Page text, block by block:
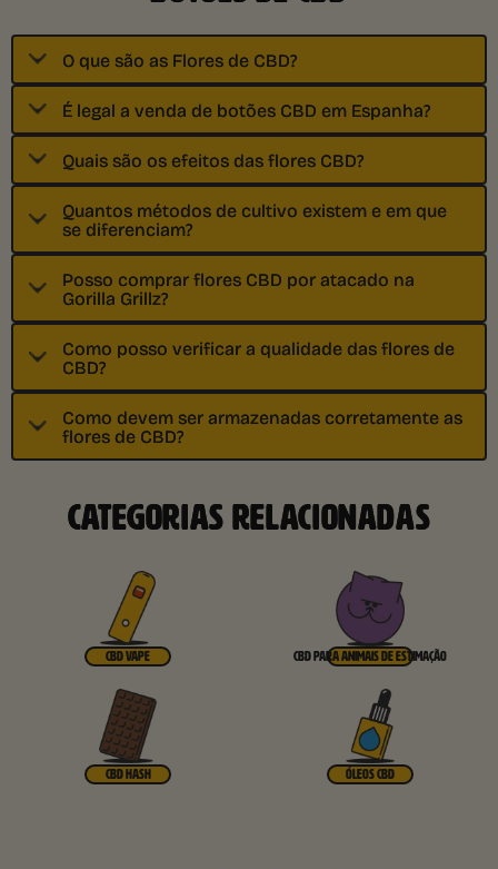
O que são as Flores de CBD?
É legal a venda de botões CBD em Espanha?
Quais são os efeitos das flores CBD?
Quantos métodos de cultivo existem e em que
se diferenciam?
Posso comprar flores CBD por atacado na
Gorilla Grillz?
Como posso verificar a qualidade das flores de
CBD?
Como devem ser armazenadas corretamente as
flores de CBD?
CATEGORIAS RELACIONADAS
CBD VAPE CBD PARA ANIMAIS DE ESTIMAÇÃO
CBD HASH ÓLEOS CBD